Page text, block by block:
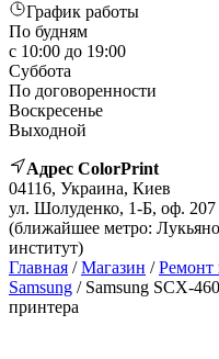
График работы
По будням
с 10:00 до 19:00
Суббота
По договоренности
Воскресенье
Выходной
Адрес ColorPrint
04116, Украина, Киев
ул. Шолуденко, 1-Б, оф. 207
(ближайшее метро:
институт)
Главная /Магазин /Ремонт
Samsung / Samsung SCX-
принтера